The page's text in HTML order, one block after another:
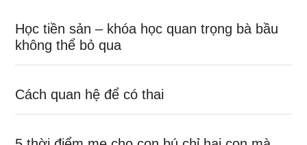
Học tiền sản – khóa học quan trọng bà bầu
không thể bỏ qua
Cách quan hệ để có thai